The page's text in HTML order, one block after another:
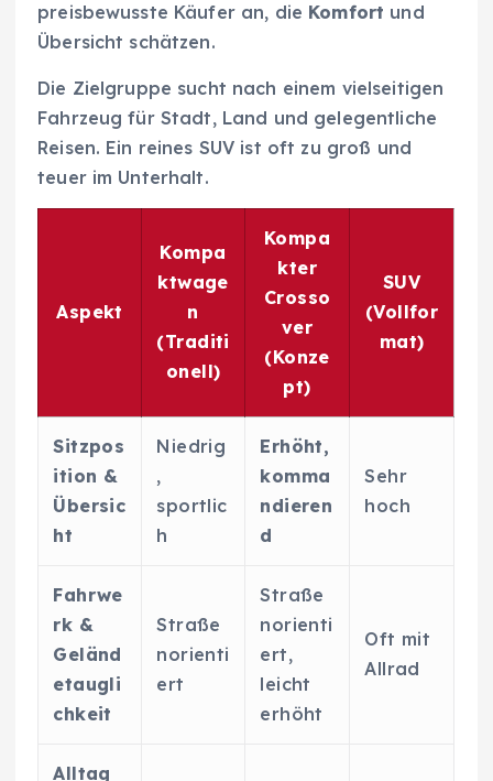
preisbewusste Käufer an, die Komfort und
Übersicht schätzen.
Die Zielgruppe sucht nach einem vielseitigen
Fahrzeug für Stadt, Land und gelegentliche
Reisen. Ein reines SUV ist oft zu groß und
teuer im Unterhalt.
Aspekt
Kompa
ktwage
n
(Traditi
onell)
Kompa
kter
Crosso
ver
(Konze
pt)
SUV
(Vollfor
mat)
Sitzpos
ition &
Übersic
ht
Niedrig
,
sportlic
h
Erhöht,
komma
ndieren
d
Sehr
hoch
Fahrwe
rk &
Geländ
etaugli
chkeit
Straße
norienti
ert
Straße
norienti
ert,
leicht
erhöht
Oft mit
Allrad
Alltag